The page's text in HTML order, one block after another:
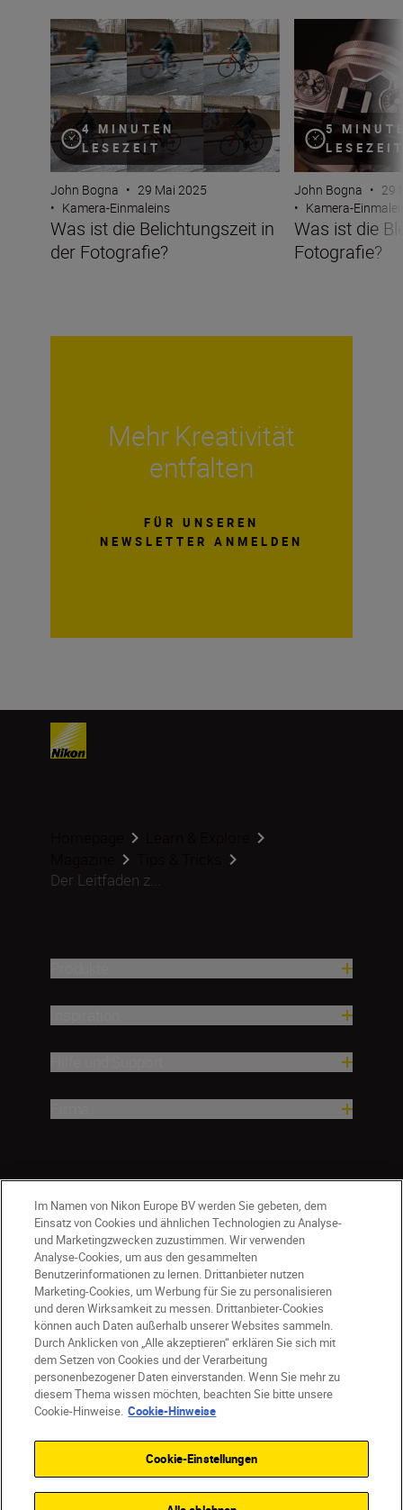
4 MINUTEN
LESEZEIT
Was ist die Belichtungszeit in der Fotografie?
John Bogna • 29 Mai 2025
• Kamera-Einmaleins
Was ist die Belichtungszeit in
der Fotografie?
5
Was ist die
John Bogna • 29
• Kamera-
Was ist die
Fotografie?
Mehr Kreativität
entfalten
FÜR UNSEREN
NEWSLETTER ANMELDEN
Der Leitfaden z...
AT Nikon Sites
Kontaktieren Sie uns
Datenschutzhinweis
Nutzungsbedingungen
Geschäftsbedingungen des Nikon Stores
Cookie-Hinweise
Barrierefreiheit
Cookie-Einstellungen
Im Namen von Nikon Europe BV werden Sie gebeten, dem
Einsatz von Cookies und ähnlichen Technologien zu Analyse-
und Marketingzwecken zuzustimmen. Wir verwenden
Analyse-Cookies, um aus den gesammelten
Benutzerinformationen zu lernen. Drittanbieter nutzen
Marketing-Cookies, um Werbung für Sie zu personalisieren
und deren Wirksamkeit zu messen. Drittanbieter-Cookies
können auch Daten außerhalb unserer Websites sammeln.
Durch Anklicken von „Alle akzeptieren“ erklären Sie sich mit
dem Setzen von Cookies und der Verarbeitung
personenbezogener Daten einverstanden. Wenn Sie mehr zu
diesem Thema wissen möchten, beachten Sie bitte unsere
Cookie-Hinweise. Cookie-Hinweise
Cookie-Einstellungen